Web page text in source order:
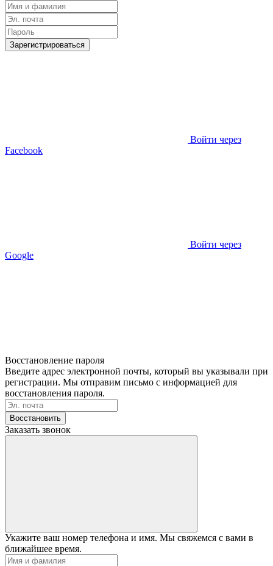
Зарегистрироваться
Войти через
Facebook
Войти через
Google
Восстановление пароля
Введите адрес электронной почты, который вы указывали при
регистрации. Мы отправим письмо с информацией для
восстановления пароля.
Восстановить
Заказать звонок
Укажите ваш номер телефона и имя. Мы свяжемся с вами в
ближайшее время.